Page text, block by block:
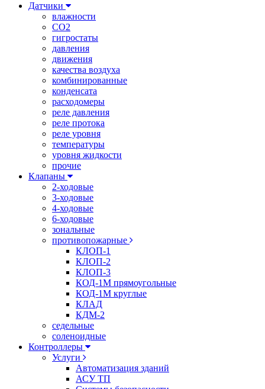
Датчики
влажности
CO2
гигростаты
давления
движения
качества воздуха
комбинированные
конденсата
расходомеры
реле давления
реле протока
реле уровня
температуры
уровня жидкости
прочие
Клапаны
2-ходовые
3-ходовые
4-ходовые
6-ходовые
зональные
противопожарные
КЛОП-1
КЛОП-2
КЛОП-3
КОД-1М прямоугольные
КОД-1М круглые
КЛАД
КДМ-2
седельные
соленоидные
Контроллеры
Услуги
Автоматизация зданий
АСУ ТП